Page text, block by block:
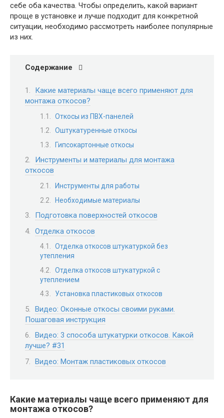
себе оба качества. Чтобы определить, какой вариант
проще в установке и лучше подходит для конкретной
ситуации, необходимо рассмотреть наиболее популярные
из них.
Содержание
Какие материалы чаще всего применяют для
монтажа откосов?
Откосы из ПВХ-панелей
Оштукатуренные откосы
Гипсокартонные откосы
Инструменты и материалы для монтажа
откосов
Инструменты для работы
Необходимые материалы
Подготовка поверхностей откосов
Отделка откосов
Отделка откосов штукатуркой без
утепления
Отделка откосов штукатуркой с
утеплением
Установка пластиковых откосов
Видео: Оконные откосы своими руками.
Пошаговая инструкция
Видео: 3 способа штукатурки откосов. Какой
лучше? #31
Видео: Монтаж пластиковых откосов
Какие материалы чаще всего применяют для
монтажа откосов?